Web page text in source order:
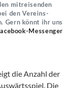
mitreisenden
den Vereins-
Gern könnt ihr uns
Messenger
die Anzahl der
Die